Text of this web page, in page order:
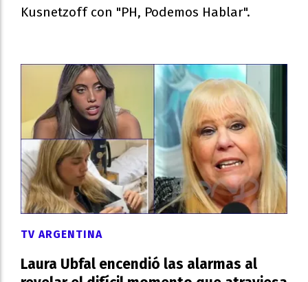
Kusnetzoff con "PH, Podemos Hablar".
Laura Ubfal encendió las alarmas al
TV ARGENTINA